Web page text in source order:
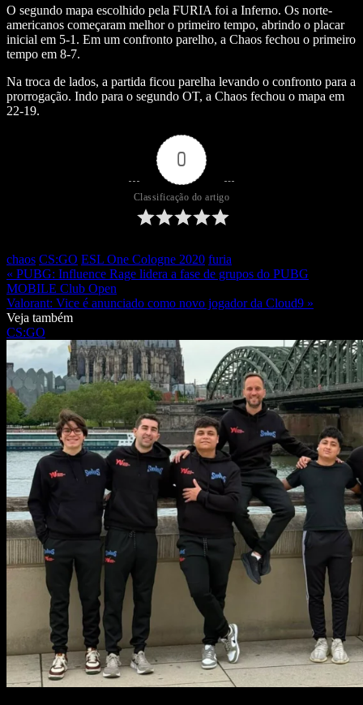
O segundo mapa escolhido pela FURIA foi a Inferno. Os norte-
americanos começaram melhor o primeiro tempo, abrindo o placar
inicial em 5-1. Em um confronto parelho, a Chaos fechou o primeiro
tempo em 8-7.
Na troca de lados, a partida ficou parelha levando o confronto para a
prorrogação. Indo para o segundo OT, a Chaos fechou o mapa em
22-19.
0
Classificação do artigo
chaos CS:GO ESL One Cologne 2020 furia
« PUBG: Influence Rage lidera a fase de grupos do PUBG
MOBILE Club Open
Valorant: Vice é anunciado como novo jogador da Cloud9 »
Veja também
CS:GO